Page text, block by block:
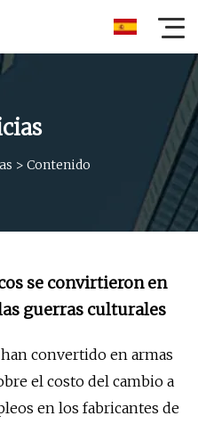
> Contenido
se convirtieron en
guerras culturales
convertido en armas
el costo del cambio a
en los fabricantes de